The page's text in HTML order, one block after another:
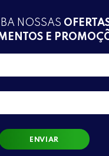
NOSSAS
E
ENVIAR